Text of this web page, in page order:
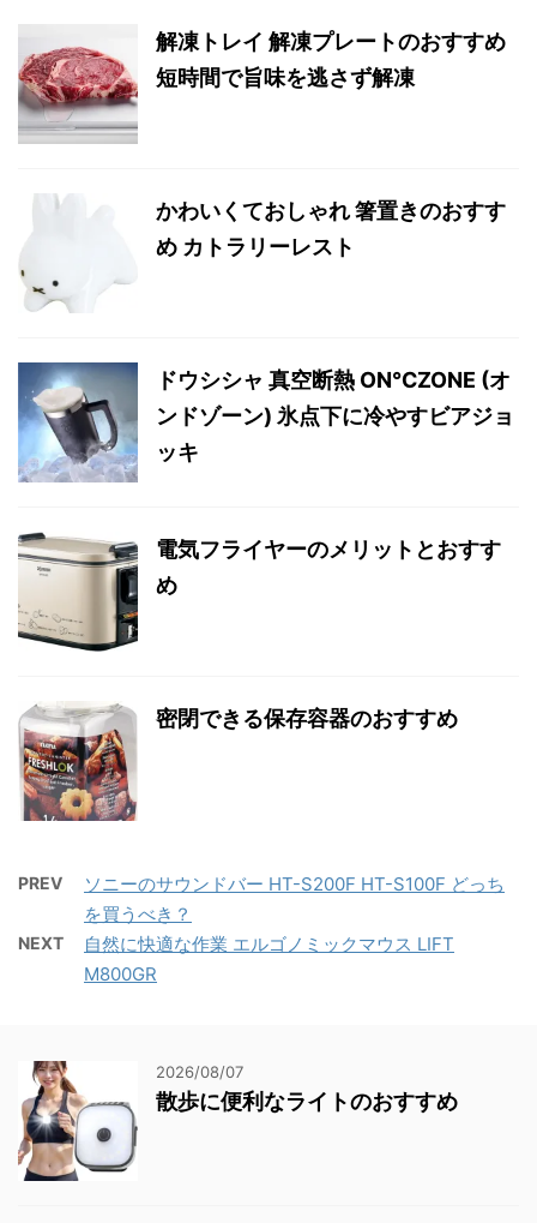
解凍トレイ 解凍プレートのおすすめ
短時間で旨味を逃さず解凍
かわいくておしゃれ 箸置きのおすす
め カトラリーレスト
ドウシシャ 真空断熱 ON℃ZONE (オ
ンドゾーン) 氷点下に冷やすビアジョ
ッキ
電気フライヤーのメリットとおすす
め
密閉できる保存容器のおすすめ
PREV
ソニーのサウンドバー HT-S200F HT-S100F どっち
を買うべき？
NEXT
自然に快適な作業 エルゴノミックマウス LIFT
M800GR
2026/08/07
散歩に便利なライトのおすすめ